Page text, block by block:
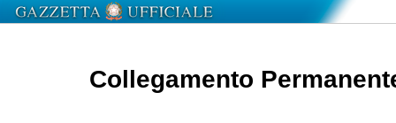
Collegamento